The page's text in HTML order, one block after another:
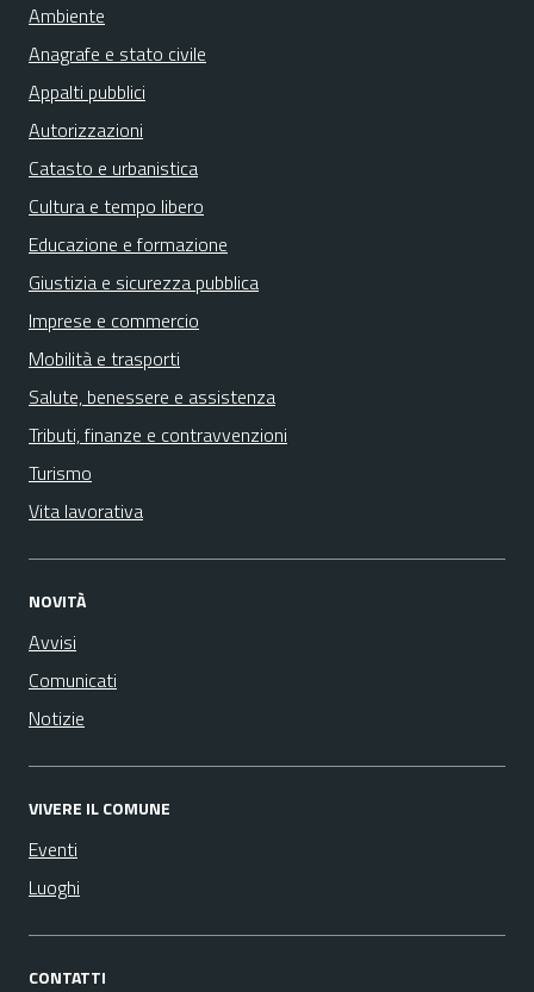
Ambiente
Anagrafe e stato civile
Appalti pubblici
Autorizzazioni
Catasto e urbanistica
Cultura e tempo libero
Educazione e formazione
Giustizia e sicurezza pubblica
Imprese e commercio
Mobilità e trasporti
Salute, benessere e assistenza
Tributi, finanze e contravvenzioni
Turismo
Vita lavorativa
NOVITÀ
Avvisi
Comunicati
Notizie
VIVERE IL COMUNE
Eventi
Luoghi
CONTATTI